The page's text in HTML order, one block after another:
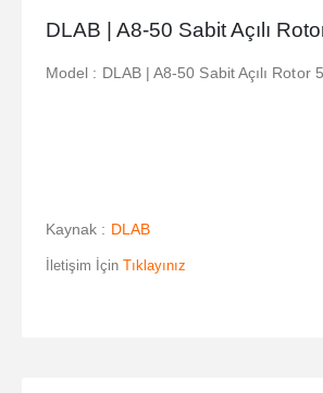
DLAB | A8-50 Sabit Açılı
Model : DLAB | A8-50 Sabit Açılı Rotor
Kaynak : DLAB
İletişim İçin Tıklayınız